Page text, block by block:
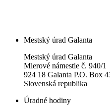
Mestský úrad Galanta
Mestský úrad Galanta
Mierové námestie č. 940/1
924 18 Galanta P.O. Box
Slovenská republika
Úradné hodiny